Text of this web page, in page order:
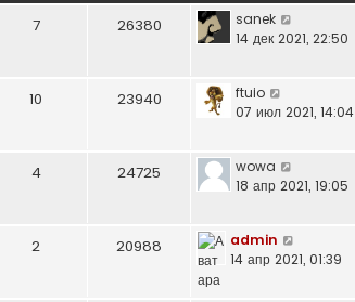
7 26380
sanek
14 дек 2021, 22:50
10 23940
ftuio
07 июл 2021, 14:04
4 24725
wowa
18 апр 2021, 19:05
2 20988
admin
14 апр 2021, 01:39